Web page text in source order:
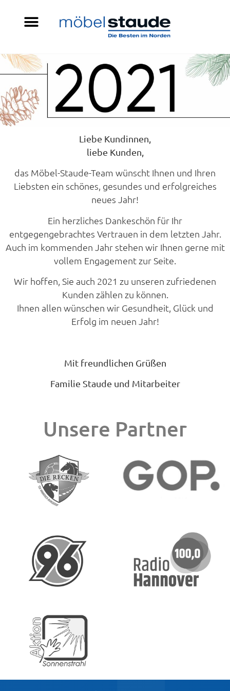
Liebe Kundinnen,
liebe Kunden,
das Möbel-Staude-Team wünscht Ihnen und Ihren
Liebsten ein schönes, gesundes und erfolgreiches
neues Jahr!
Ein herzliches Dankeschön für Ihr
entgegengebrachtes Vertrauen in dem letzten Jahr.
Auch im kommenden Jahr stehen wir Ihnen gerne mit
vollem Engagement zur Seite.
Wir hoffen, Sie auch 2021 zu unseren zufriedenen
Kunden zählen zu können.
Ihnen allen wünschen wir Gesundheit, Glück und
Erfolg im neuen Jahr!
Mit freundlichen Grüßen
Familie Staude und Mitarbeiter
Unsere Partner